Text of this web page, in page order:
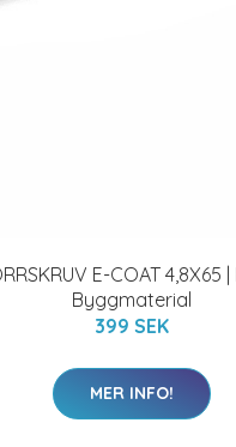
E-COAT 4,8X65
Byggmaterial
399 SEK
MER INFO!